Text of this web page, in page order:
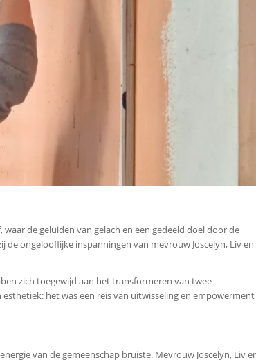
de geluiden van gelach en een gedeeld doel door de
ongelooflijke inspanningen van mevrouw Joscelyn, Liv en
zich toegewijd aan het transformeren van twee
het was een reis van uitwisseling en empowerment
van de gemeenschap bruiste. Mevrouw Joscelyn, Liv